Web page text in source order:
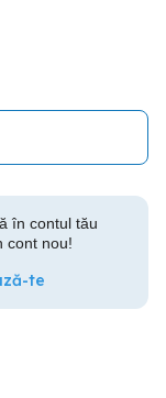
în contul tău
cont nou!
te